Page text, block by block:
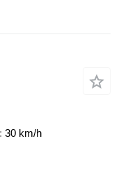
30 km/h